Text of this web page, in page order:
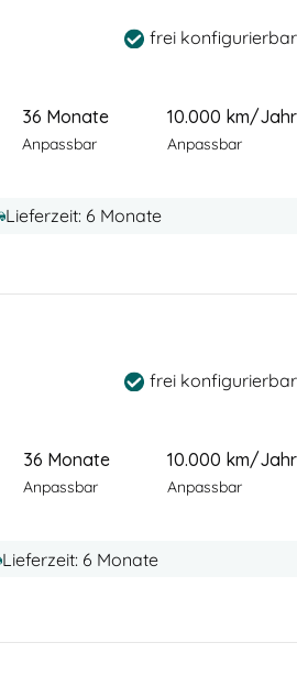
frei konfigurierbar
36 Monate
Anpassbar
10.000 km/Jahr
Anpassbar
Lieferzeit: 6 Monate
frei konfigurierbar
36 Monate
Anpassbar
10.000 km/Jahr
Anpassbar
Lieferzeit: 6 Monate